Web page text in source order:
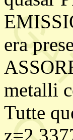
era
metalli
Tutte